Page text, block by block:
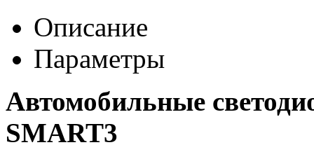
Описание
Параметры
Автомобильные
SMART3